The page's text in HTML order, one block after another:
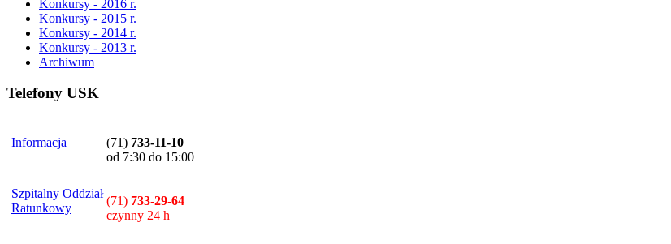
Konkursy - 2016 r.
Konkursy - 2015 r.
Konkursy - 2014 r.
Konkursy - 2013 r.
Archiwum
Telefony USK
Informacja (71) 733-11-10
od 7:30 do 15:00
Szpitalny Oddział
Ratunkowy
(71) 733-29-64
czynny 24 h